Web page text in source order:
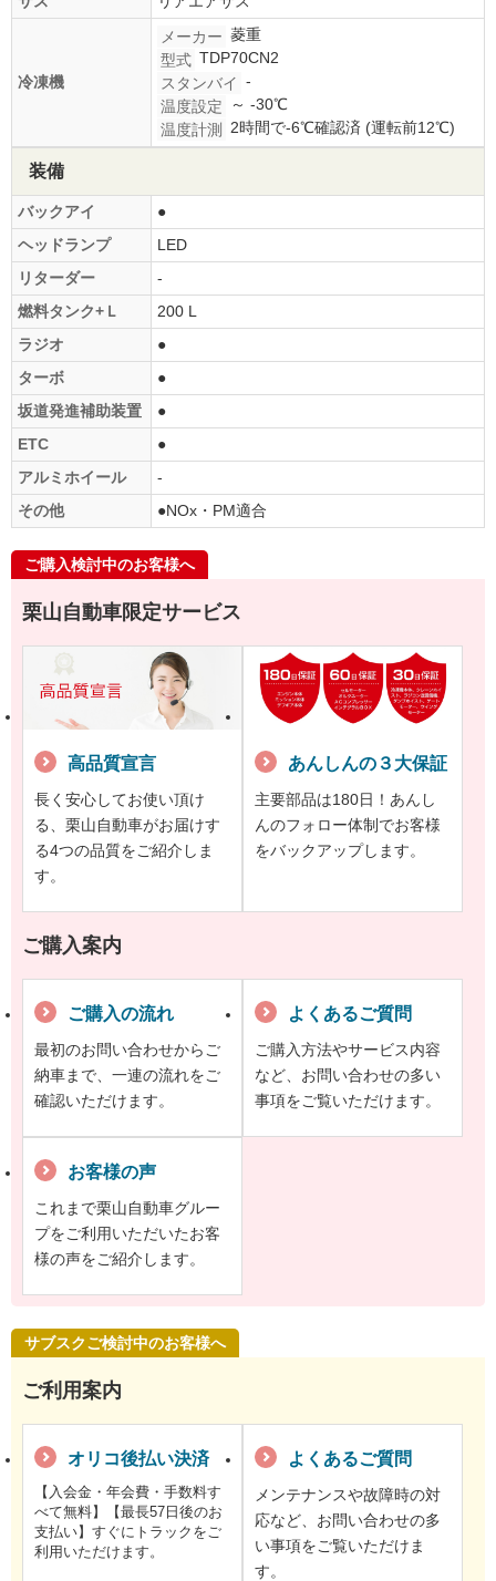
冷凍機
メーカー 菱重
型式 TDP70CN2
スタンバイ -
温度設定
～ -30℃
温度計測 2時間で-6℃確認済 (運転前12℃)
装備
バックアイ
●
ヘッドランプ
LED
リターダー
-
燃料タンク+Ｌ
200 L
ラジオ
●
ターボ
●
坂道発進補助装置
●
ETC
●
アルミホイール
-
その他
●NOx・PM適合
ご購入検討中のお客様へ
栗山自動車限定サービス
高品質宣言
長く安心してお使い頂け
る、栗山自動車がお届けす
る4つの品質をご紹介しま
す。
あんしんの３大保証
主要部品は180日！あんし
んのフォロー体制でお客様
をバックアップします。
ご購入案内
ご購入の流れ
最初のお問い合わせからご
納車まで、一連の流れをご
確認いただけます。
よくあるご質問
ご購入方法やサービス内容
など、お問い合わせの多い
事項をご覧いただけます。
お客様の声
これまで栗山自動車グルー
プをご利用いただいたお客
様の声をご紹介します。
サブスクご検討中のお客様へ
ご利用案内
オリコ後払い決済
【入会金・年会費・手数料す
べて無料】【最長57日後のお
支払い】すぐにトラックをご
利用いただけます。
よくあるご質問
メンテナンスや故障時の対
応など、お問い合わせの多
い事項をご覧いただけま
す。